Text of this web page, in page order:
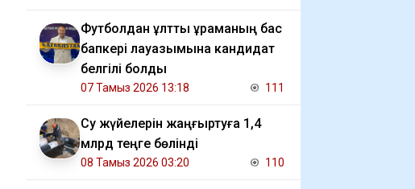
Футболдан ұлттық құраманың бас
бапкері лауазымына кандидат
белгілі болды
07 Тамыз 2026 13:18 111
Су жүйелерін жаңғыртуға 1,4
млрд теңге бөлінді
08 Тамыз 2026 03:20 110